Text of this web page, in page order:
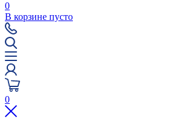
0
В корзине пусто
0